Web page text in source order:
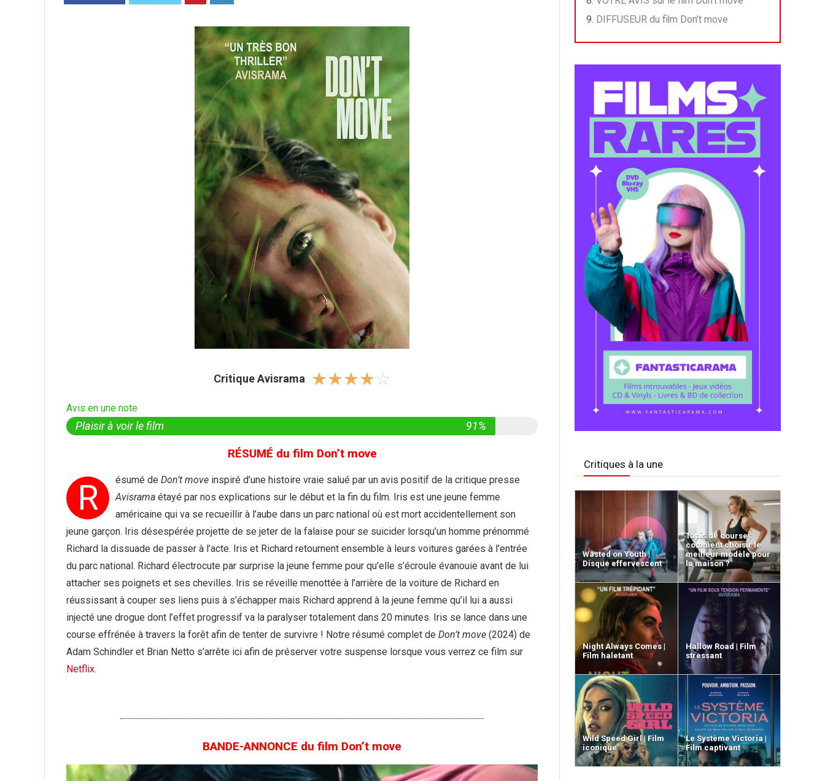
Critique Avisrama ☆☆☆☆☆
Avis en une note
Plaisir à voir le film 91%
RÉSUMÉ du film Don’t move
R ésumé de Don’t move inspiré d’une histoire vraie salué par un avis positif de la critique presse
Avisrama étayé par nos explications sur le début et la fin du film. Iris est une jeune femme
américaine qui va se recueillir à l’aube dans un parc national où est mort accidentellement son
jeune garçon. Iris désespérée projette de se jeter de la falaise pour se suicider lorsqu’un homme prénommé
Richard la dissuade de passer à l’acte. Iris et Richard retournent ensemble à leurs voitures garées à l’entrée
du parc national. Richard électrocute par surprise la jeune femme pour qu’elle s’écroule évanouie avant de lui
attacher ses poignets et ses chevilles. Iris se réveille menottée à l’arrière de la voiture de Richard en
réussissant à couper ses liens puis à s’échapper mais Richard apprend à la jeune femme qu’il lui a aussi
injecté une drogue dont l’effet progressif va la paralyser totalement dans 20 minutes. Iris se lance dans une
course effrénée à travers la forêt afin de tenter de survivre ! Notre résumé complet de Don’t move (2024) de
Adam Schindler et Brian Netto s’arrête ici afin de préserver votre suspense lorsque vous verrez ce film sur
Netflix.
BANDE-ANNONCE du film Don’t move
DIFFUSEUR du film Don’t move
Critiques à la une
Wasted on Youth |
Disque effervescent
Tapis de course :
comment choisir le
meilleur modèle pour
la maison ?
Night Always Comes |
Film haletant
Hallow Road | Film
stressant
Wild Speed Girl | Film
iconique
Le Système Victoria |
Film captivant